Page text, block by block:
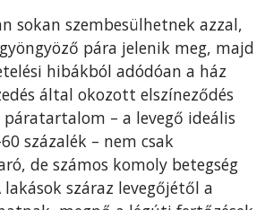
sokan szembesülhetnek azzal,
pára jelenik meg, majd
hibákból adódóan a ház
által okozott elszíneződés
– a levegő ideális
százalék – nem csak
de számos komoly betegség
száraz levegőjétől a